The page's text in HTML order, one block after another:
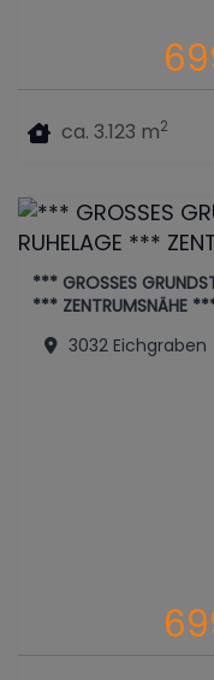
ca. 3.123 m2
*** GROSSES
*** ZENTRUMSNÄHE
3032 Eichgraben